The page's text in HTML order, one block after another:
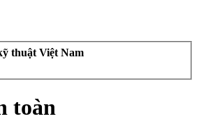
thuật Việt Nam
toàn